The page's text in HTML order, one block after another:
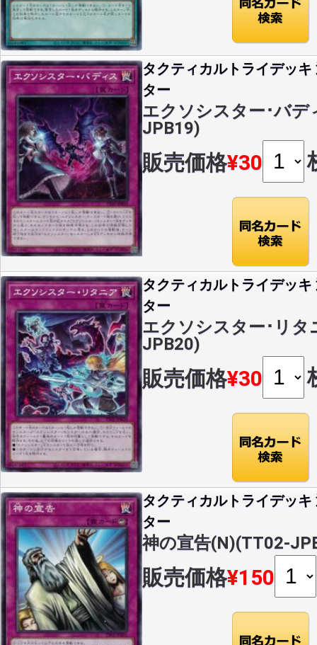
タクティカルトライデッ
ター
エクソシスター･バ
JPB19)
販売価格¥30
タクティカルトライデッ
ター
エクソシスター･リ
JPB20)
販売価格¥30
タクティカルトライデッ
ター
神の宣告(N)(TT02-
販売価格¥150